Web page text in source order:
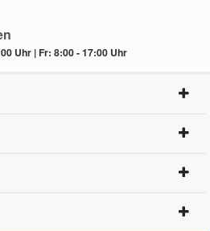
Uhr | Fr: 8:00 - 17:00 Uhr